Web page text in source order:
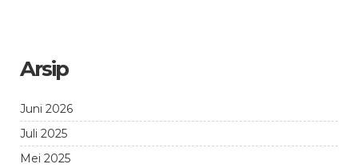
Arsip
Juni 2026
Juli 2025
Mei 2025